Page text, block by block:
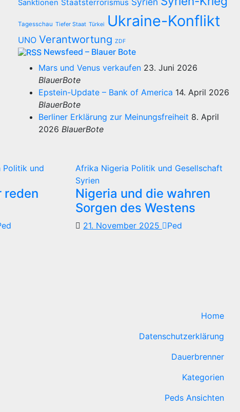
Sanktionen Staatsterrorismus
Tagesschau Tiefer Staat Türkei Ukraine-Konflikt
UNO Verantwortung ZDF
Newsfeed – Blauer Bote
Mars und Venus verkaufen 23. Juni 2026
BlauerBote
Epstein-Update – Bank of America 14. April 2026
BlauerBote
Berliner Erklärung zur Meinungsfreiheit 8. April
2026 BlauerBote
Politik und
reden
Afrika Nigeria Politik und Gesellschaft
Syrien
Nigeria und die wahren
Sorgen des Westens
21. November 2025 Ped
Home
Datenschutzerklärung
Dauerbrenner
Kategorien
Peds Ansichten